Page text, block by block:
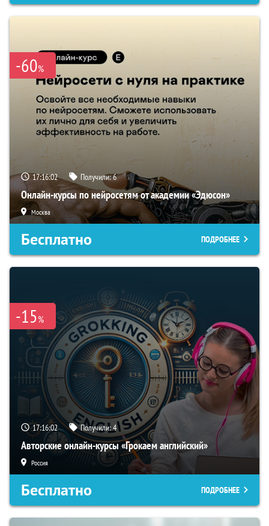
-60%
17:16:01 Получили:6
Онлайн-курсы по нейросетям от академии «Эдюсон»
Москва
Бесплатно ПОДРОБНЕЕ
-15%
17:16:01 Получили:4
Авторские онлайн-курсы «Грокаем английский»
Россия
Бесплатно ПОДРОБНЕЕ